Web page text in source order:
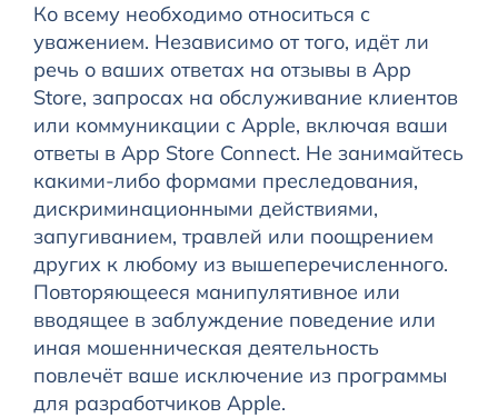
Ко всему необходимо относиться с
уважением. Независимо от того, идёт ли
речь о ваших ответах на отзывы в App
Store, запросах на обслуживание клиентов
или коммуникации с Apple, включая ваши
ответы в App Store Connect. Не занимайтесь
какими-либо формами преследования,
дискриминационными действиями,
запугиванием, травлей или поощрением
других к любому из вышеперечисленного.
Повторяющееся манипулятивное или
вводящее в заблуждение поведение или
иная мошенническая деятельность
повлечёт ваше исключение из программы
для разработчиков Apple.